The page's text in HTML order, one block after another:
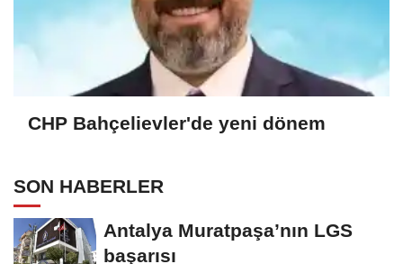
CHP Bahçelievler'de yeni dönem
SON HABERLER
Antalya Muratpaşa’nın LGS
başarısı